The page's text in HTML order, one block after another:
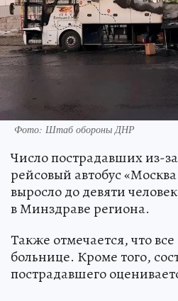
Фото: Штаб обороны ДНР
Число пострадавших из-
рейсовый автобус
выросло до девяти
в Минздраве региона.
Также отмечается, что
больнице. Кроме того,
пострадавшего